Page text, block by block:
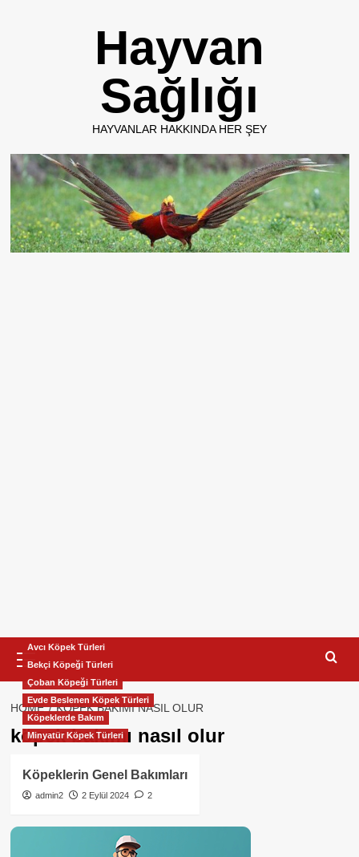
Hayvan
Sağlığı
HAYVANLAR HAKKINDA HER ŞEY
Primary
Menu
HOME KÖPEK BAKIMI NASIL OLUR
köpek bakımı nasıl olur
Avcı Köpek Türleri
Bekçi Köpeği Türleri
Çoban Köpeği Türleri
Evde Beslenen Köpek Türleri
Köpeklerde Bakım
Minyatür Köpek Türleri
Köpeklerin Genel Bakımları
admin2 2 Eylül 2024 2